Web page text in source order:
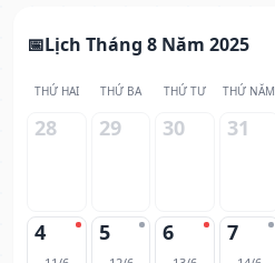
Lịch Tháng 8 Năm 2025
THỨ HAI THỨ BA THỨ TƯ THỨ NĂM
28 29 30 31
4 5 6 7